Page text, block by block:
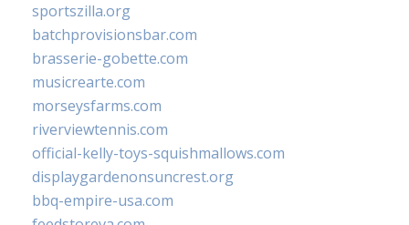
sportszilla.org
batchprovisionsbar.com
brasserie-gobette.com
musicrearte.com
morseysfarms.com
riverviewtennis.com
official-kelly-toys-squishmallows.com
displaygardenonsuncrest.org
bbq-empire-usa.com